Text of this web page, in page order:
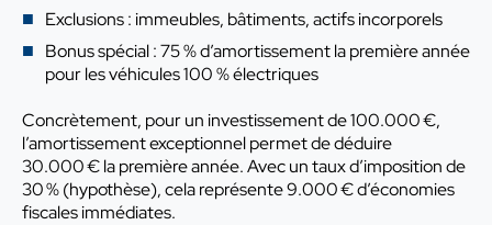
Exclusions : immeubles, bâtiments, actifs incorporels
Bonus spécial : 75 % d’amortissement la première année
pour les véhicules 100 % électriques
Concrètement, pour un investissement de 100.000 €,
l’amortissement exceptionnel permet de déduire
30.000 € la première année. Avec un taux d’imposition de
30 % (hypothèse), cela représente 9.000 € d’économies
fiscales immédiates.